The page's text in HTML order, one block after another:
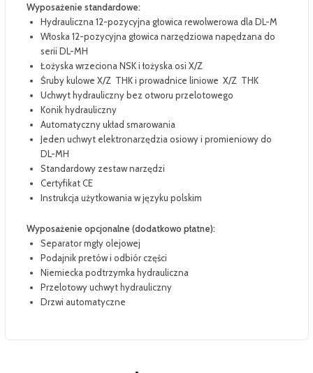
Wyposażenie standardowe:
Hydrauliczna 12-pozycyjna głowica rewolwerowa dla DL-M
Włoska 12-pozycyjna głowica narzędziowa napędzana do
serii DL-MH
Łożyska wrzeciona NSK i łożyska osi X/Z
Śruby kulowe X/Z THK i prowadnice liniowe X/Z THK
Uchwyt hydrauliczny bez otworu przelotowego
Konik hydrauliczny
Automatyczny układ smarowania
Jeden uchwyt elektronarzędzia osiowy i promieniowy do
DL-MH
Standardowy zestaw narzędzi
Certyfikat CE
Instrukcja użytkowania w języku polskim
Wyposażenie opcjonalne (dodatkowo płatne):
Separator mgły olejowej
Podajnik pretów i odbiór części
Niemiecka podtrzymka hydrauliczna
Przelotowy uchwyt hydrauliczny
Drzwi automatyczne